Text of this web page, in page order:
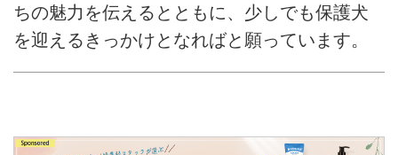
ちの魅力を伝えるとともに、少しでも保護犬
を迎えるきっかけとなればと願っています。